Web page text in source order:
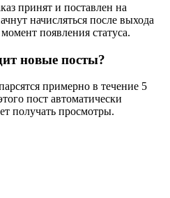
принят и поставлен на
начисляться после выхода
появления статуса.
новые посты?
примерно в течение 5
пост автоматически
получать просмотры.